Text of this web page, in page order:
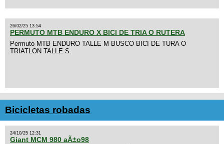
26/02/25 13:54
PERMUTO MTB ENDURO X BICI DE TRIA O RUTERA
Permuto MTB ENDURO TALLE M BUSCO BICI DE TURA O
TRIATLON TALLE S.
Bicicletas robadas
24/10/25 12:31
Giant MCM 980 aÃ±o98